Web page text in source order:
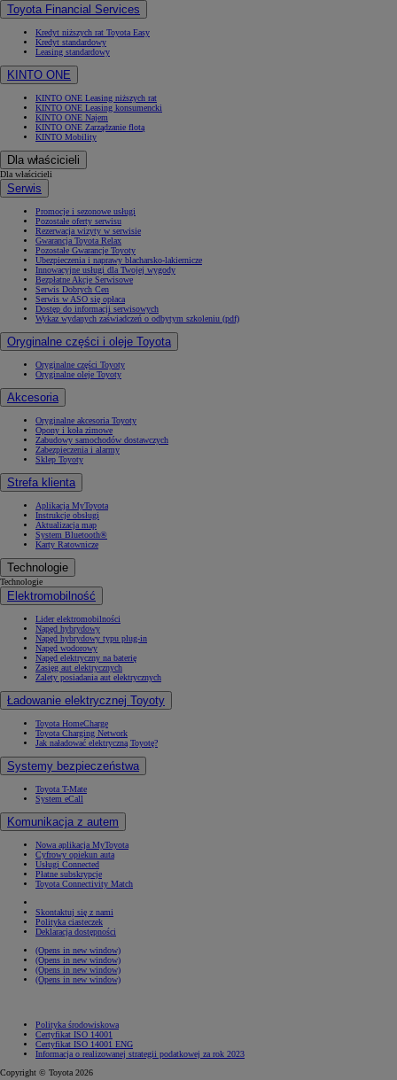
Toyota Financial Services
Kredyt niższych rat Toyota Easy
Kredyt standardowy
Leasing standardowy
KINTO ONE
KINTO ONE Leasing niższych rat
KINTO ONE Leasing konsumencki
KINTO ONE Najem
KINTO ONE Zarządzanie flotą
KINTO Mobility
Dla właścicieli
Dla właścicieli
Serwis
Promocje i sezonowe usługi
Pozostałe oferty serwisu
Rezerwacja wizyty w serwisie
Gwarancja Toyota Relax
Pozostałe Gwarancje Toyoty
Ubezpieczenia i naprawy blacharsko-lakiernicze
Innowacyjne usługi dla Twojej wygody
Bezpłatne Akcje Serwisowe
Serwis Dobrych Cen
Serwis w ASO się opłaca
Dostęp do informacji serwisowych
Wykaz wydanych zaświadczeń o odbytym szkoleniu (pdf)
Oryginalne części i oleje Toyota
Oryginalne części Toyoty
Oryginalne oleje Toyoty
Akcesoria
Oryginalne akcesoria Toyoty
Opony i koła zimowe
Zabudowy samochodów dostawczych
Zabezpieczenia i alarmy
Sklep Toyoty
Strefa klienta
Aplikacja MyToyota
Instrukcje obsługi
Aktualizacja map
System Bluetooth®
Karty Ratownicze
Technologie
Technologie
Elektromobilność
Lider elektromobilności
Napęd hybrydowy
Napęd hybrydowy typu plug-in
Napęd wodorowy
Napęd elektryczny na baterię
Zasięg aut elektrycznych
Zalety posiadania aut elektrycznych
Ładowanie elektrycznej Toyoty
Toyota HomeCharge
Toyota Charging Network
Jak naładować elektryczną Toyotę?
Systemy bezpieczeństwa
Toyota T-Mate
System eCall
Komunikacja z autem
Nowa aplikacja MyToyota
Cyfrowy opiekun auta
Usługi Connected
Płatne subskrypcje
Toyota Connectivity Match
Skontaktuj się z nami
Polityka ciasteczek
Deklaracja dostępności
(Opens in new window)
(Opens in new window)
(Opens in new window)
(Opens in new window)
Polityka środowiskowa
Certyfikat ISO 14001
Certyfikat ISO 14001 ENG
Informacja o realizowanej strategii podatkowej za rok 2023
Copyright © Toyota 2026